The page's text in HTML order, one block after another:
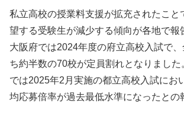
私立高校の授業料支援が拡充されたこと
望する受験生が減少する傾向が各地で報
大阪府では2024年度の府立高校入試で
ち約半数の70校が定員割れとなりまし
では2025年2月実施の都立高校入試にお
均応募倍率が過去最低水準になったとの